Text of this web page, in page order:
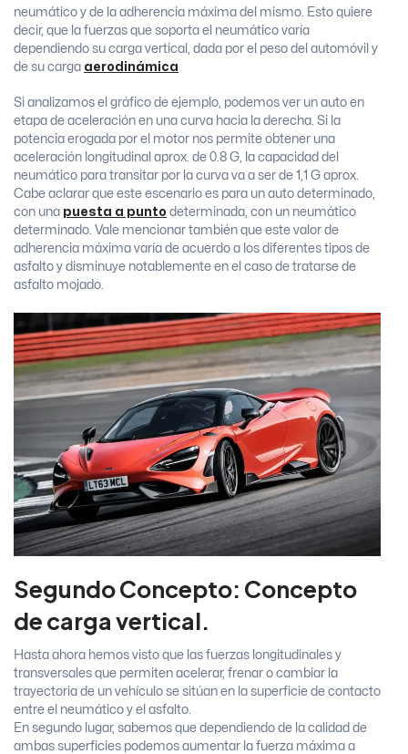
neumático y de la adherencia máxima del mismo. Esto quiere
decir, que la fuerzas que soporta el neumático varía
dependiendo su carga vertical, dada por el peso del automóvil y
de su carga aerodinámica
Si analizamos el gráfico de ejemplo, podemos ver un auto en
etapa de aceleración en una curva hacia la derecha. Si la
potencia erogada por el motor nos permite obtener una
aceleración longitudinal aprox. de 0.8 G, la capacidad del
neumático para transitar por la curva va a ser de 1,1 G aprox.
Cabe aclarar que este escenario es para un auto determinado,
con una puesta a punto determinada, con un neumático
determinado. Vale mencionar también que este valor de
adherencia máxima varía de acuerdo a los diferentes tipos de
asfalto y disminuye notablemente en el caso de tratarse de
asfalto mojado.
Segundo Concepto: Concepto
de carga vertical.
Hasta ahora hemos visto que las fuerzas longitudinales y
transversales que permiten acelerar, frenar o cambiar la
trayectoria de un vehículo se sitúan en la superficie de contacto
entre el neumático y el asfalto.
En segundo lugar, sabemos que dependiendo de la calidad de
ambas superficies podemos aumentar la fuerza máxima a